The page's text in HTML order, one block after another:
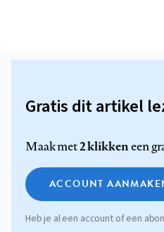
Gratis dit artikel
Maak met2 klikkeneen
ACCOUNT
Heb je al een account of een